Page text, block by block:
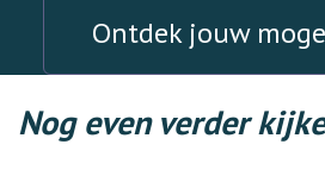
Ontdek jouw
Nog even verder